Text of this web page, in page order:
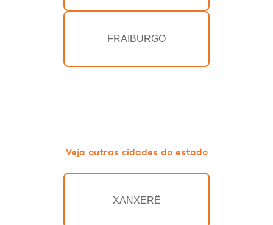
FRAIBURGO
Veja outras cidades do estado
XANXERÊ